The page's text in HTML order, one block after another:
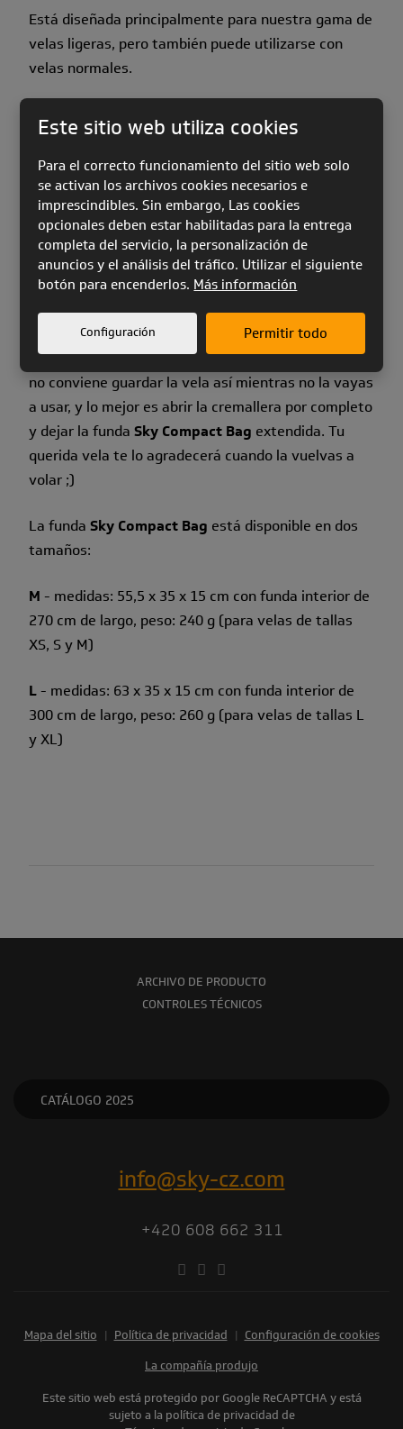
Está diseñada principalmente para nuestra gama de
velas ligeras, pero también puede utilizarse con
velas normales.
rápido y fácil que resulta plegar la vela. La
enganchones al abrirla o cerrarla.
Los orificios de ventilación cortados con láser en
el tejido interior de la funda permiten evacuar
fácilmente el aire de la vela durante el plegado.
La fundaSky Compact Bagpermite un gran ahorro
de espacio y facilita un plegado rápido. Aunque
plegar tu vela de manera compacta con esta funda
resulta práctico para vuelos de Hike & Fly y viajes,
no conviene guardar la vela así mientras no la vayas
a usar, y lo mejor es abrir la cremallera por completo
y dejar la funda Sky Compact Bag extendida. Tu
querida vela te lo agradecerá cuando la vuelvas a
volar ;)
La funda Sky Compact Bag está disponible en dos
tamaños:
M - medidas: 55,5 x 35 x 15 cm con funda interior de
270 cm de largo, peso: 240 g (para velas de tallas
XS, S y M)
L- medidas: 63 x 35 x 15 cm con funda interior de
300 cm de largo, peso: 260 g (para velas de tallas L
y XL)
ARCHIVO DE PRODUCTO
CONTROLES TÉCNICOS
CATÁLOGO 2025
info@sky-cz.com
+420 608 662 311
Mapa del sitio | Política de privacidad | Configuración de cookies
la compañía produjo
Este sitio web está protegido por Google ReCAPTCHA y está
sujeto a la política de privacidad de
Este sitio web utiliza cookies
Para el correcto funcionamiento del sitio web solo
se activan los archivos cookies necesarios e
imprescindibles. Sin embargo, Las cookies
opcionales deben estar habilitadas para la entrega
completa del servicio, la personalización de
anuncios y el análisis del tráfico. Utilizar el siguiente
botón para encenderlos. Más información
Configuración Permitir todo